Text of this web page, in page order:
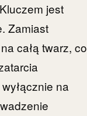
jest
Zamiast
całą twarz, co
na